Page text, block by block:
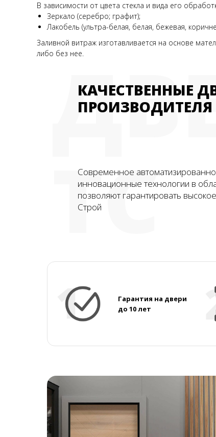
В зависимости от цвета стекла и вида его
Зеркало (серебро; графит);
Лакобель (ультра-белая, белая, бежевая,
Заливной витраж изготавливается на основе
либо без нее.
ТС
КАЧЕСТВЕННЫЕ
ПРОИЗВОДИТЕЛЯ
Современное
инновационные технологии в
позволяют гарантировать
Строй
Гарантия на двери
до 10 лет